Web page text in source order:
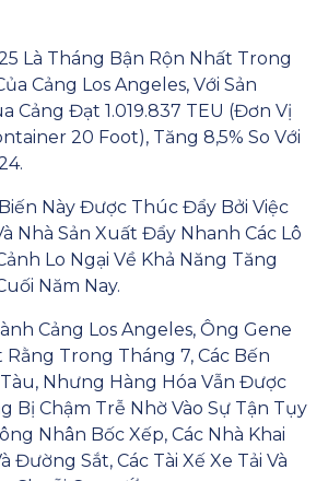
Là Tháng Bận Rộn Nhất Trong
Cảng Los Angeles, Với Sản
Cảng Đạt 1.019.837 TEU (đơn Vị
20 Foot), Tăng 8,5% So Với
Này Được Thúc Đẩy Bởi Việc
Nhà Sản Xuất Đẩy Nhanh Các Lô
Lo Ngại Về Khả Năng Tăng
Năm Nay.
Cảng Los Angeles, Ông Gene
Rằng Trong Tháng 7, Các Bến
Nhưng Hàng Hóa Vẫn Được
Bị Chậm Trễ Nhờ Vào Sự Tận Tụy
Nhân Bốc Xếp, Các Nhà Khai
Đường Sắt, Các Tài Xế Xe Tải Và